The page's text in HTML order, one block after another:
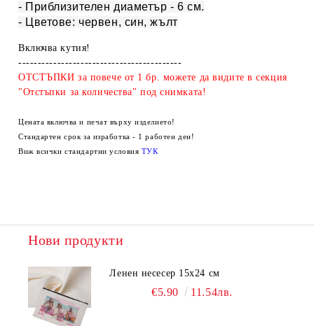
- Приблизителен диаметър - 6 см.
- Цветове: червен, син, жълт
Включва кутия!
------------------------------------------
ОТСТЪПКИ за повече от 1 бр. можете да видите в секция
"Отстъпки за количества" под снимката!
Цената включва и печат върху изделието!
Стандартен срок за изработка - 1 работен ден!
Виж всички стандартни условия ТУК
Нови продукти
Ленен несесер 15х24 см
€5.90 11.54лв.